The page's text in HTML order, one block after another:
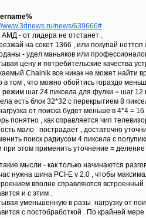
www.3dnews.ru/news/639666#
АМД - от лидера не отстанет .
на сокет 1366 , или покупай
- удел маньяков или
цену и потребительские качества
Chainik все никак не может найти
в том , что можно обойтись гораздо
режим шаг 24 пиксела для фулки = шаг
есть блок 32*32 с перекрытием 8
от поиска будет меньше в 4*4 = 16
понятно , как справляется чип
мало пострадает , достаточно
поиск радиусом 4 пиксела с
при этом применить уточнение =
мысли - как только начинаются
нужна шина PCI-E v 2.0 , чтобы
вполне справляются
и с этим .
уменьшенную в разы нагрузку от
с постобработкой . По крайней